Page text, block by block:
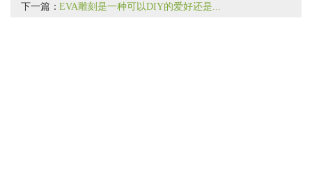
下一篇：EVA雕刻是一种可以DIY的爱好还是...